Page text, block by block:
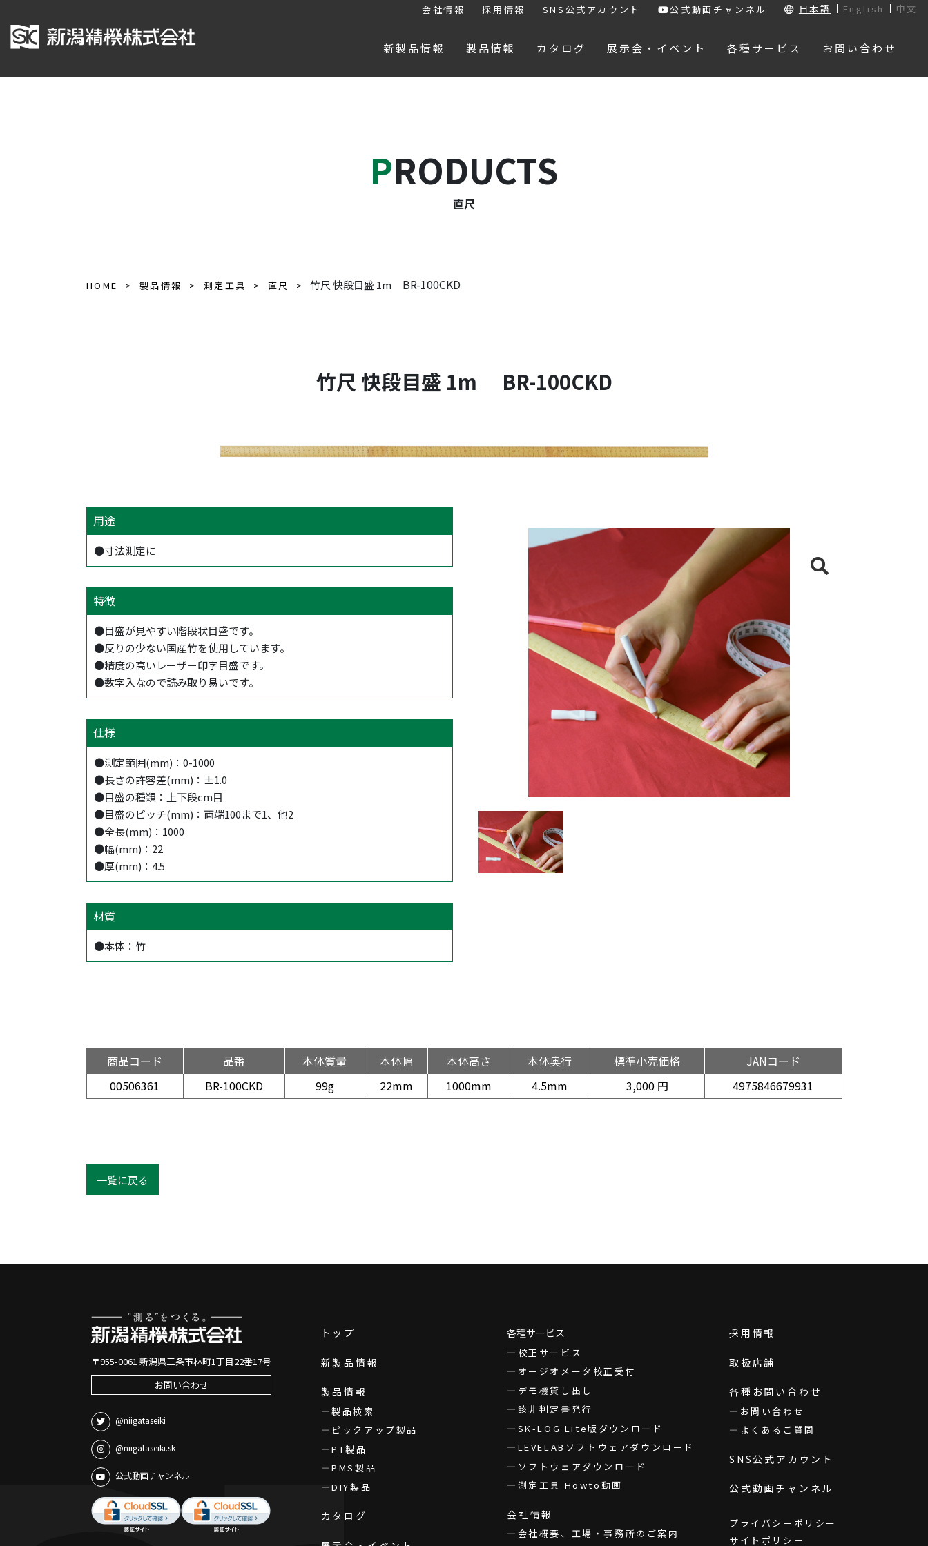
会社情報 採用情報 SNS公式アカウント 公式動画チャンネル 日本語 English 中文
新製品情報 製品情報 カタログ 展示会・イベント 各種サービス お問い合わせ
PRODUCTS
直尺
HOME 製品情報 測定工具 直尺 竹尺 快段目盛 1m BR-100CKD
竹尺 快段目盛 1m BR-100CKD
用途
●寸法測定に
特徴
●目盛が見やすい階段状目盛です。
●反りの少ない国産竹を使用しています。
●精度の高いレーザー印字目盛です。
●数字入なので読み取り易いです。
仕様
●測定範囲(mm)：0-1000
●長さの許容差(mm)：±1.0
●目盛の種類：上下段cm目
●目盛のピッチ(mm)：両端100まで1、他2
●全長(mm)：1000
●幅(mm)：22
●厚(mm)：4.5
材質
●本体：竹
商品コード 品番 本体質量 本体幅 本体高さ 本体奥行 標準小売価格
JANコード
00506361
BR-100CKD 99g 22mm 1000mm 4.5mm 3,000 円 4975846679931
一覧に戻る
〒955-0061 新潟県三条市林町1丁目22番17号
お問い合わせ
@niigataseiki
@niigataseiki.sk
公式動画チャンネル
トップ
新製品情報
製品情報
製品検索
ピックアップ製品
PT製品
PMS製品
DIY製品
カタログ
各種サービス
校正サービス
オージオメータ校正受付
デモ機貸し出し
該非判定書発行
SK-LOG Lite版ダウンロード
LEVELABソフトウェアダウンロード
ソフトウェアダウンロード
測定工具 Howto動画
会社情報
会社概要、工場・事務所のご案内
採用情報
取扱店舗
各種お問い合わせ
お問い合わせ
よくあるご質問
SNS公式アカウント
公式動画チャンネル
プライバシーポリシー
サイトポリシー